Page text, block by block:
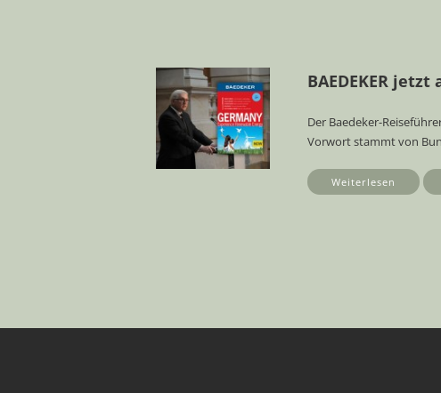
BAEDEKER
Der Baedeker-
Vorwort stammt von
Weiterlesen